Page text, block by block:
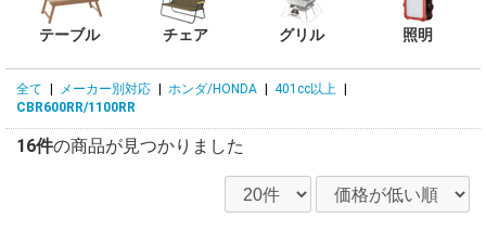
テーブル チェア グリル 照明
全て メーカー別対応 ホンダ/HONDA 401cc以上
CBR600RR/1100RR
16件の商品が見つかりました